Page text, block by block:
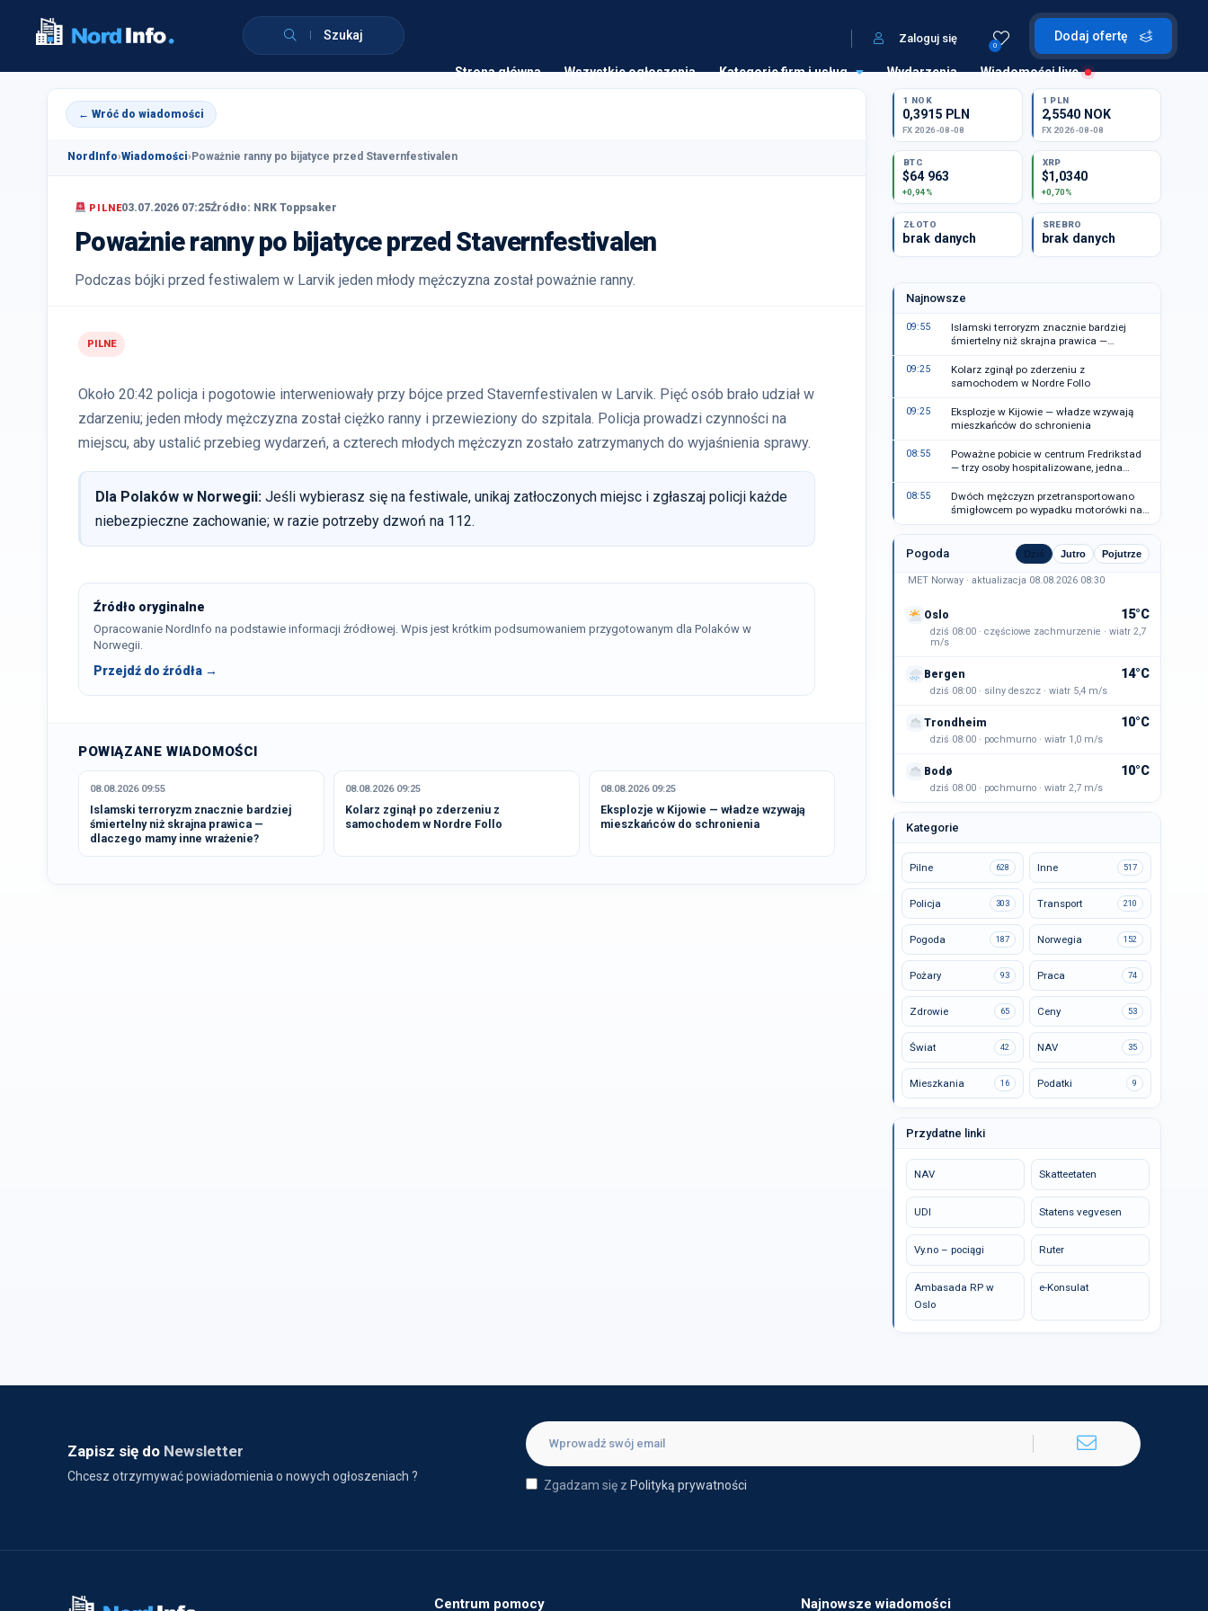
Szukaj Dodaj ofertę
0
Zaloguj się
Strona główna Wszystkie ogłoszenia Kategorie firm i usług Wydarzenia Wiadomości live
← Wróć do wiadomości
NordInfo›Wiadomości› Poważnie ranny po bijatyce przed Stavernfestivalen
PILNE03.07.2026 07:25Źródło: NRK Toppsaker
Poważnie ranny po bijatyce przed Stavernfestivalen
Podczas bójki przed festiwalem w Larvik jeden młody mężczyzna został poważnie ranny.
PILNE
Około 20:42 policja i pogotowie interweniowały przy bójce przed Stavernfestivalen w Larvik. Pięć osób brało udział w
zdarzeniu; jeden młody mężczyzna został ciężko ranny i przewieziony do szpitala. Policja prowadzi czynności na
miejscu, aby ustalić przebieg wydarzeń, a czterech młodych mężczyzn zostało zatrzymanych do wyjaśnienia sprawy.
Dla Polaków w Norwegii: Jeśli wybierasz się na festiwale, unikaj zatłoczonych miejsc i zgłaszaj policji każde
niebezpieczne zachowanie; w razie potrzeby dzwoń na 112.
Źródło oryginalne
Opracowanie NordInfo na podstawie informacji źródłowej. Wpis jest krótkim podsumowaniem przygotowanym dla Polaków w
Norwegii.
Przejdź do źródła →
POWIĄZANE WIADOMOŚCI
08.08.2026 09:55
Islamski terroryzm znacznie bardziej
śmiertelny niż skrajna prawica —
dlaczego mamy inne wrażenie?
08.08.2026 09:25
Kolarz zginął po zderzeniu z
samochodem w Nordre Follo
08.08.2026 09:25
Eksplozje w Kijowie — władze wzywają
mieszkańców do schronienia
1 NOK
0,3915 PLN
FX 2026-08-08
1 PLN
2,5540 NOK
FX 2026-08-08
BTC
$64 963
+0,94%
XRP
$1,0340
+0,70%
ZŁOTO
brak danych
SREBRO
brak danych
Najnowsze
09:55
Islamski terroryzm znacznie bardziej
śmiertelny niż skrajna prawica —
09:25
Kolarz zginął po zderzeniu z
samochodem w Nordre Follo
09:25
Eksplozje w Kijowie — władze wzywają
mieszkańców do schronienia
08:55
Poważne pobicie w centrum Fredrikstad
— trzy osoby hospitalizowane, jedna
08:55
Dwóch mężczyzn przetransportowano
śmigłowcem po wypadku motorówki na
Nordmøre
Pogoda Dziś Jutro Pojutrze
MET Norway · aktualizacja 08.08.2026 08:30
Oslo 15°C
dziś 08:00 · częściowe zachmurzenie · wiatr 2,7
m/s
Bergen 14°C
dziś 08:00 · silny deszcz · wiatr 5,4 m/s
Trondheim 10°C
dziś 08:00 · pochmurno · wiatr 1,0 m/s
Bodø 10°C
dziś 08:00 · pochmurno · wiatr 2,7 m/s
Kategorie
Pilne 628 Inne 517
Policja 303 Transport 210
Pogoda 187 Norwegia 152
Pożary 93 Praca 74
Zdrowie 65 Ceny 53
Świat 42 NAV 35
Mieszkania 16 Podatki 9
Przydatne linki
NAV Skatteetaten
UDI Statens vegvesen
Vy.no – pociągi Ruter
Ambasada RP w
Oslo
e-Konsulat
Zapisz się do Newsletter
Chcesz otrzymywać powiadomienia o nowych ogłoszeniach ?
Zgadzam się z Polityką prywatności
Centrum pomocy Najnowsze wiadomości